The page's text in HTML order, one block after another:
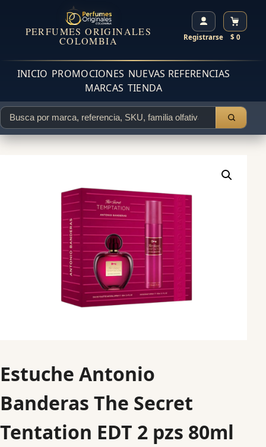
PERFUMES ORIGINALES
COLOMBIA Registrarse $ 0
INICIO PROMOCIONES NUEVAS REFERENCIAS
MARCAS TIENDA
Estuche Antonio
Banderas The Secret
Tentation EDT 2 pzs 80ml